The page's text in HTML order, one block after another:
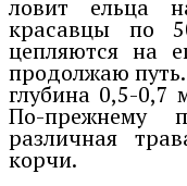
ловит ельца
красавцы по
цепляются на
продолжаю
глубина 0,5-0,7
По-прежнему
различная
корчи.